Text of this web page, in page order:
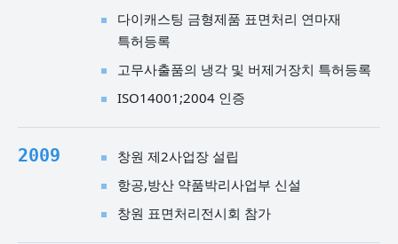
다이캐스팅 금형제품 표면처리 연마재
특허등록
고무사출품의 냉각 및 버제거장치 특허등록
ISO14001;2004 인증
2009
창원 제2사업장 설립
항공,방산 약품박리사업부 신설
창원 표면처리전시회 참가